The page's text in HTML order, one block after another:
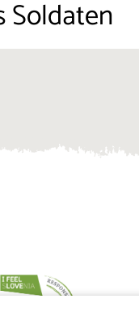
Soldaten